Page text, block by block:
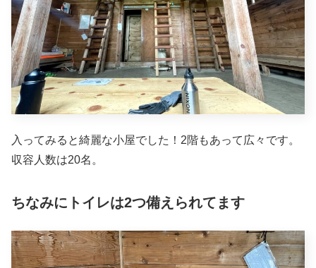
入ってみると綺麗な小屋でした！2階もあって広々です。
収容人数は20名。
ちなみにトイレは2つ備えられてます